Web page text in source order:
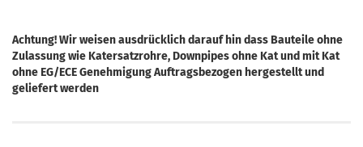
Achtung! Wir weisen ausdrücklich darauf hin dass Bauteile ohne
Zulassung wie Katersatzrohre, Downpipes ohne Kat und mit Kat
ohne EG/ECE Genehmigung Auftragsbezogen hergestellt und
geliefert werden